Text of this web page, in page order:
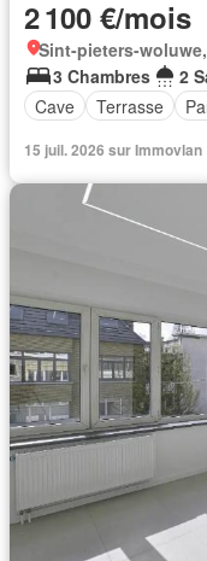
2 100 €/mois
Sint-pieters-
3 Chambres
2
Cave
Terrasse
15 juil. 2026 sur Immovlan